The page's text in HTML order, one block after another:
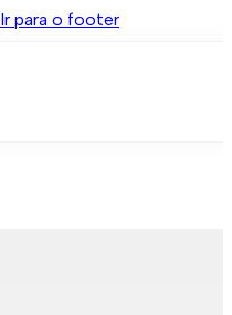
Ir para o footer